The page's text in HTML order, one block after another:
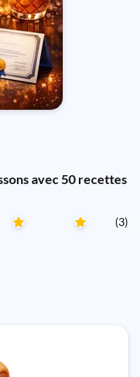
avec 50 recettes
(3)